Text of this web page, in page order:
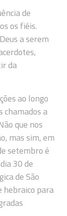
de
os fiéis.
a serem
da
ao longo
chamados a
que nos
mas sim, em
setembro é
30 de
de São
hebraico para